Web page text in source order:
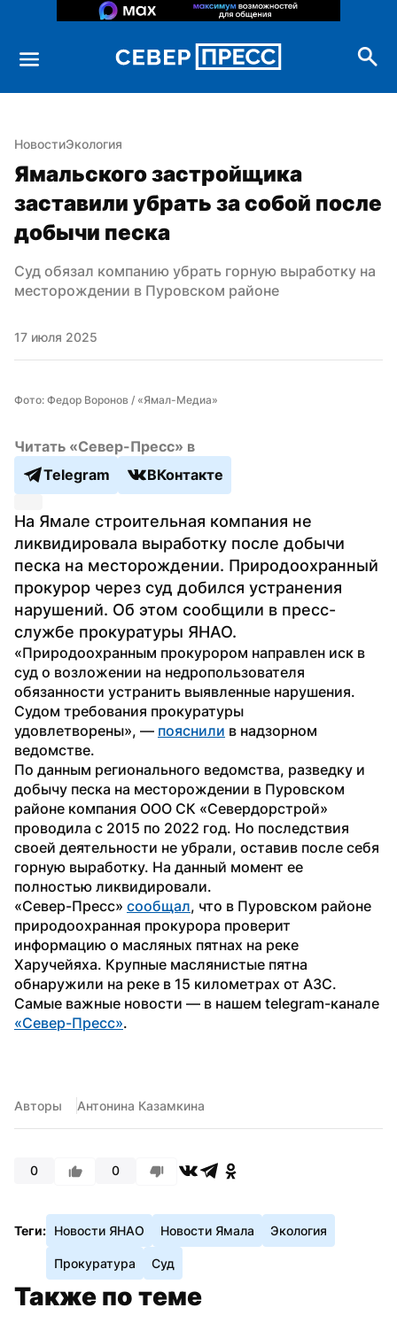
НовостиЭкология
Ямальского застройщика
заставили убрать за собой после
добычи песка
Суд обязал компанию убрать горную выработку на
месторождении в Пуровском районе
17 июля 2025
Фото: Федор Воронов / «Ямал-Медиа»
Читать «Север-Пресс» в
Telegram
ВКонтакте
На Ямале строительная компания не
ликвидировала выработку после добычи
песка на месторождении. Природоохранный
прокурор через суд добился устранения
нарушений. Об этом сообщили в пресс-
службе прокуратуры ЯНАО.
«Природоохранным прокурором направлен иск в
суд о возложении на недропользователя
обязанности устранить выявленные нарушения.
Судом требования прокуратуры
удовлетворены», — пояснили в надзорном
ведомстве.
По данным регионального ведомства, разведку и
добычу песка на месторождении в Пуровском
районе компания ООО СК «Севердорстрой»
проводила с 2015 по 2022 год. Но последствия
своей деятельности не убрали, оставив после себя
горную выработку. На данный момент ее
полностью ликвидировали.
«Север-Пресс» сообщал, что в Пуровском районе
природоохранная прокурора проверит
информацию о масляных пятнах на реке
Харучейяха. Крупные маслянистые пятна
обнаружили на реке в 15 километрах от АЗС.
«Север-Пресс».
Авторы Антонина Казамкина
0 0
Теги: Новости ЯНАО Новости Ямала Экология
Прокуратура Суд
Также по теме